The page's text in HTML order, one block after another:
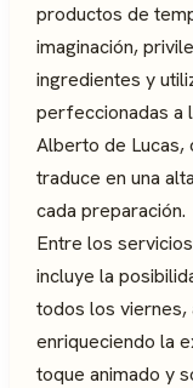
productos de
imaginación,
ingredientes y
perfeccionadas a
Alberto de Lucas,
traduce en una
cada preparación.
Entre los
incluye la
todos los viernes,
enriqueciendo la
toque animado y